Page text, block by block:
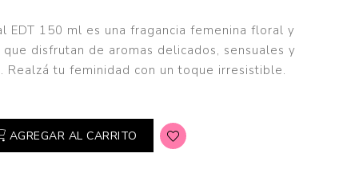
EDT 150 ml es una fragancia femenina floral y
disfrutan de aromas delicados, sensuales y
Realzá tu feminidad con un toque irresistible.
AGREGAR AL CARRITO